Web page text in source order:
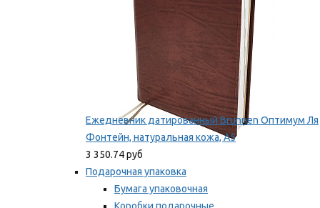
Ежедневник датированный Brunnen Оптимум Ля
Фонтейн, натуральная кожа, А5
3 350.74 руб
Подарочная упаковка
Бумага упаковочная